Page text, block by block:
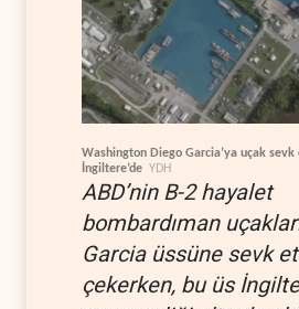
Washington Diego Garcia’ya uçak
İngiltere’de YDH
ABD’nin B-2 hayalet
bombardıman
Garcia üssüne sevk
çekerken, bu üs